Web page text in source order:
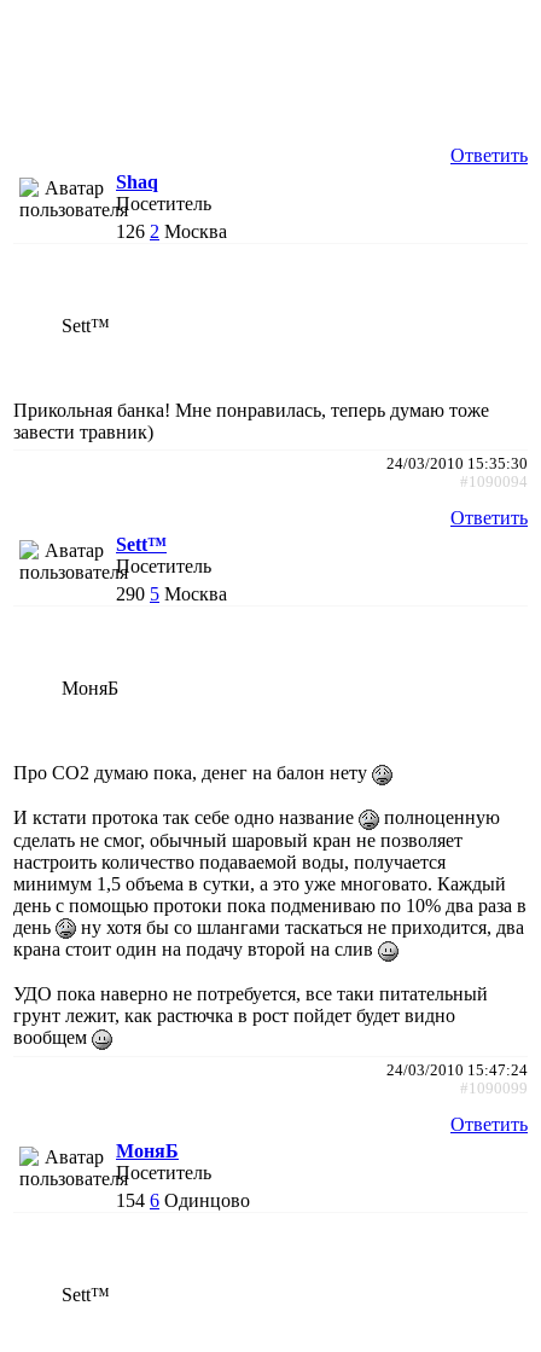
Ответить
Shaq
Посетитель
126 2 Москва
Sett™
Прикольная банка! Мне понравилась, теперь думаю тоже
завести травник)
24/03/2010 15:35:30
#1090094
Ответить
Sett™
Посетитель
290 5 Москва
МоняБ
Про СО2 думаю пока, денег на балон нету
И кстати протока так себе одно название
полноценную
сделать не смог, обычный шаровый кран не позволяет
настроить количество подаваемой воды, получается
минимум 1,5 объема в сутки, а это уже многовато. Каждый
день с помощью протоки пока подмениваю по 10% два раза в
день
ну хотя бы со шлангами таскаться не приходится, два
крана стоит один на подачу второй на слив
УДО пока наверно не потребуется, все таки питательный
грунт лежит, как растючка в рост пойдет будет видно
вообщем
24/03/2010 15:47:24
#1090099
Ответить
МоняБ
Посетитель
154 6 Одинцово
Sett™